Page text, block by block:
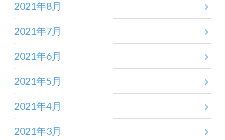
2021年8月
2021年7月
2021年6月
2021年5月
2021年4月
2021年3月